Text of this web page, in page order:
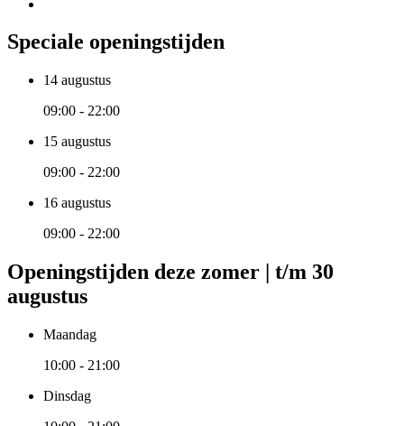
Speciale openingstijden
14 augustus
09:00 - 22:00
15 augustus
09:00 - 22:00
16 augustus
09:00 - 22:00
Openingstijden deze zomer | t/m 30
augustus
Maandag
10:00 - 21:00
Dinsdag